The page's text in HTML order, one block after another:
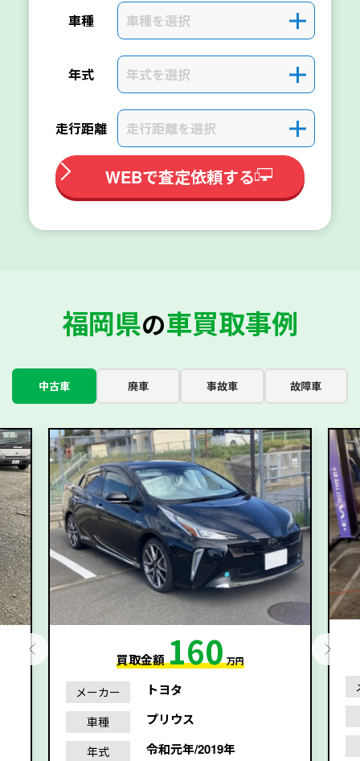
車種 車種を選択 ＋
年式 年式を選択 ＋
走行距離 走行距離を選択 ＋
WEBで査定依頼する
福岡県の車買取事例
中古車 廃車 事故車 故障車
買取金額160 万円
メーカー トヨタ
車種 プリウス
年式 令和元年/2019年